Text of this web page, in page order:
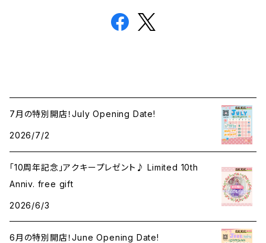
7月の特別開店！July Opening Date!
2026/7/2
「10周年記念」アクキープレゼント♪ Limited 10th
Anniv. free gift
2026/6/3
6月の特別開店！June Opening Date!